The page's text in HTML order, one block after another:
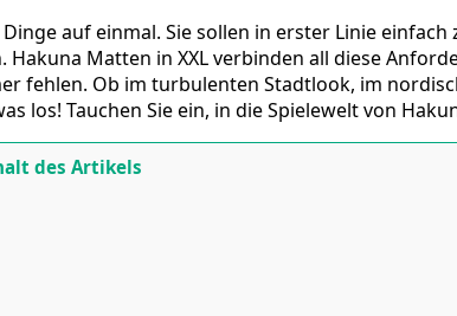
auf einmal. Sie sollen in erster Linie
Matten in XXL verbinden all diese
fehlen. Ob im turbulenten Stadtlook, im
los! Tauchen Sie ein, in die Spielewelt von
des Artikels